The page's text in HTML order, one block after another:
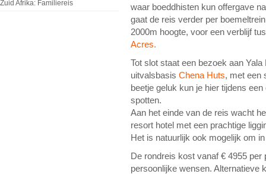
Zuid Afrika: Familiereis
waar boeddhisten kun offergave
gaat de reis verder per
2000m hoogte, voor een verblijf
Acres.
Tot slot staat een bezoek aan
uitvalsbasis Chena Huts, met een
beetje geluk kun je hier tijdens
spotten.
Aan het einde van de reis wacht
resort hotel met een prachtige
Het is natuurlijk ook mogelijk om
De rondreis kost vanaf € 4955
persoonlijke wensen. Alternatieve